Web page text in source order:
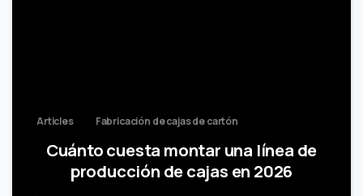
Articles Fabricación de cajas de cartón
Cuánto cuesta montar una línea de
producción de cajas en 2026